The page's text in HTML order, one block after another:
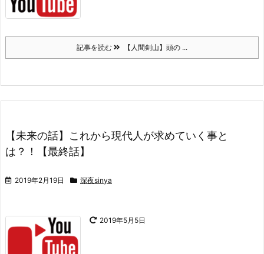
記事を読む 【人間剣山】頭の ...
【未来の話】これから現代人が求めていく事と
は？！【最終話】
2019年2月19日 深夜sinya
2019年5月5日